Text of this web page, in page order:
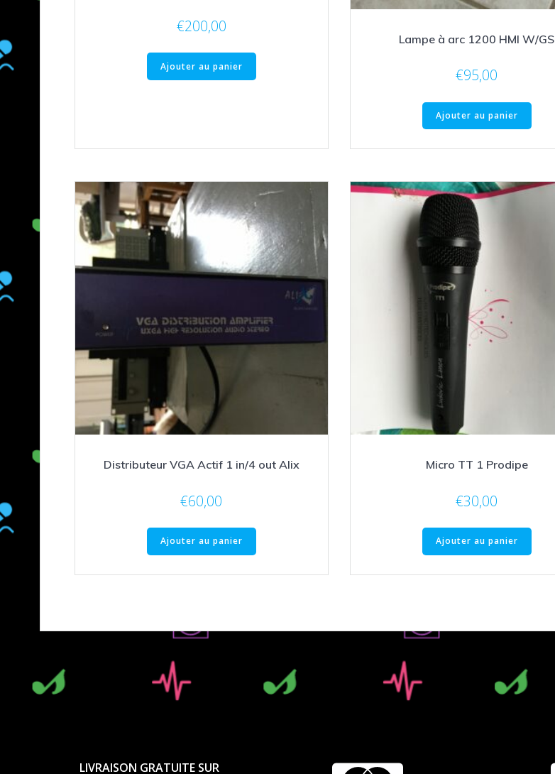
€200,00
Ajouter au panier
Lampe à arc 1200 HMI W/GS
€95,00
Ajouter au panier
Distributeur VGA Actif 1 in/4 out Alix
€60,00
Ajouter au panier
Micro TT 1 Prodipe
€30,00
Ajouter au panier
LIVRAISON GRATUITE SUR